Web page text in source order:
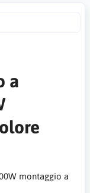
a
montaggio a